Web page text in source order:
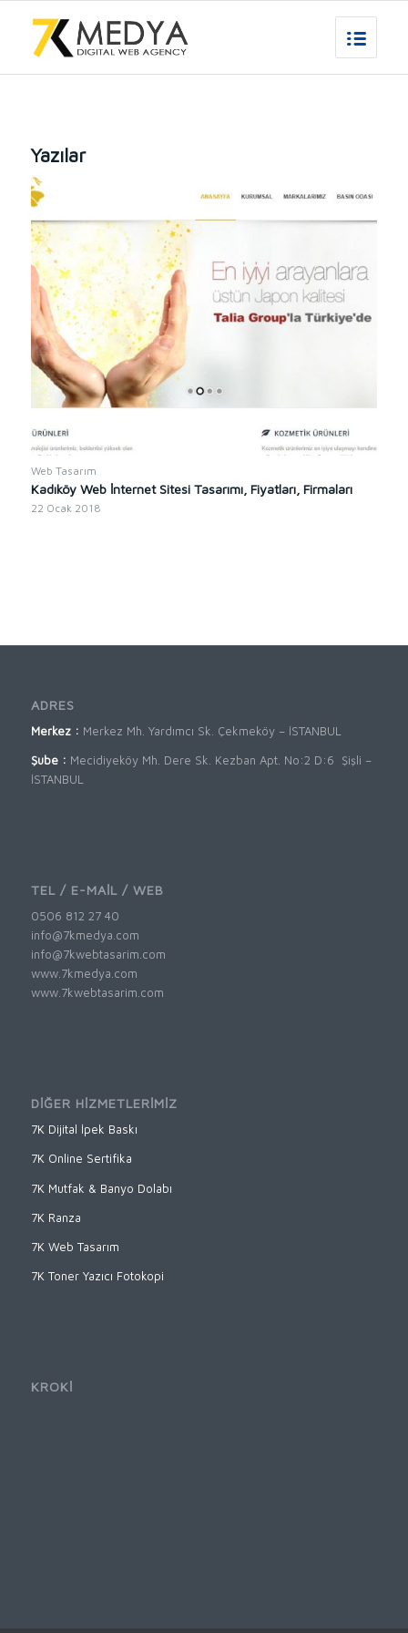
Yazılar
Web Tasarım
Kadıköy Web İnternet Sitesi Tasarımı, Fiyatları, Firmaları
22 Ocak 2018
ADRES
Merkez : Merkez Mh. Yardımcı Sk. Çekmeköy – İSTANBUL
Şube : Mecidiyeköy Mh. Dere Sk. Kezban Apt. No:2 D:6 Şişli –
İSTANBUL
TEL / E-MAİL / WEB
0506 812 27 40
info@7kmedya.com
info@7kwebtasarim.com
www.7kmedya.com
www.7kwebtasarim.com
DİĞER HİZMETLERİMİZ
7K Dijital İpek Baskı
7K Online Sertifika
7K Mutfak & Banyo Dolabı
7K Ranza
7K Web Tasarım
7K Toner Yazıcı Fotokopi
KROKİ